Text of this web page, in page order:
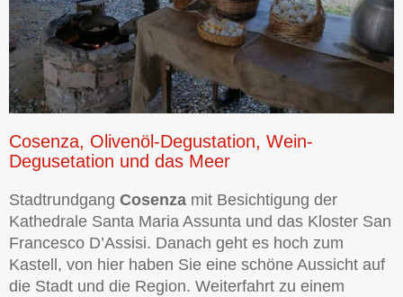
Cosenza, Olivenöl-Degustation, Wein-
Degusetation und das Meer
Stadtrundgang Cosenza mit Besichtigung der
Kathedrale Santa Maria Assunta und das Kloster San
Francesco D’Assisi. Danach geht es hoch zum
Kastell, von hier haben Sie eine schöne Aussicht auf
die Stadt und die Region. Weiterfahrt zu einem